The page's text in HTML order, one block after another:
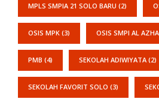
MPLS SMPIA 21 SOLO BARU (2)
OSIS MPK (3) OSIS SMPI AL
PMB (4) SEKOLAH ADIWIYATA (2)
SEKOLAH FAVORIT SOLO (3)